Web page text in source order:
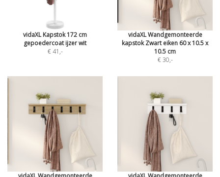
vidaXL Kapstok 172 cm
gepoedercoat ijzer wit
€ 41 ,-
vidaXL Wandgemonteerde
kapstok Zwart eiken 60 x 10.5 x
10.5 cm
€ 30,-